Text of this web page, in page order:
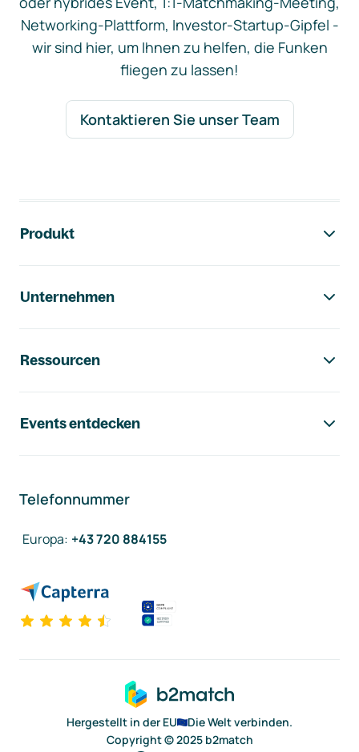
Networking-Plattform, Investor-Startup-Gipfel -
wir sind hier, um Ihnen zu helfen, die Funken
fliegen zu lassen!
Kontaktieren Sie unser Team
Produkt
Unternehmen
Ressourcen
Events entdecken
Telefonnummer
Europa: +43 720 884155
Hergestellt in der EU
Die Welt verbinden.
Copyright © 2025 b2match